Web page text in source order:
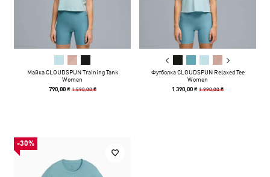
Майка CLOUDSPUN Training Tank
Women
790,00 ₴ 1 590,00 ₴
Футболка CLOUDSPUN Relaxed Tee
Women
1 390,00 ₴1 990,00 ₴
-30%